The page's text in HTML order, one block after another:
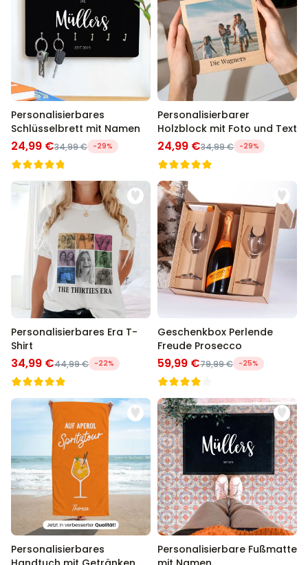
Personalisierbares
Schlüsselbrett mit Namen
24,99 €34,99 € -29%
Personalisierbarer
Holzblock mit Foto und Text
24,99 €34,99 € -29%
Personalisierbares Era T-
Shirt
34,99 €44,99 € -22%
Geschenkbox Perlende
Freude Prosecco
59,99 €79,99 € -25%
Personalisierbares
Personalisierbare Fußmatte